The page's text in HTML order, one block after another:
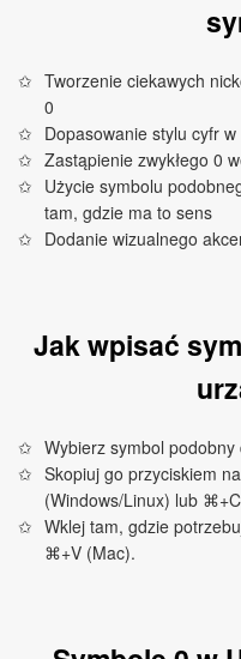
Tworzenie ciekawych
0
Dopasowanie stylu cyfr
Zastąpienie zwykłego 0
Użycie symbolu
tam, gdzie ma to sens
Dodanie wizualnego
Jak wpisać
Skopiuj go przyciskiem
(Windows/Linux) lub
Wklej tam, gdzie
⌘+V (Mac).